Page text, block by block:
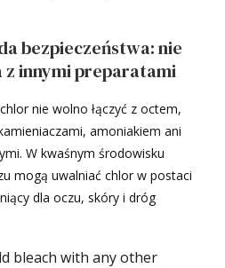
bezpieczeństwa: nie
z innymi preparatami
nie wolno łączyć z octem,
amoniakiem ani
W kwaśnym środowisku
mogą uwalniać chlor w postaci
dla oczu, skóry i dróg
bleach with any other